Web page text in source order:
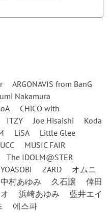
ARGONAVIS from BanG
Nakamura
CHiCO with
ITZY Joe Hisaishi
Koda
LiSA
Little Glee
MUSIC FAIR
The IDOLM@STER
YOASOBI ZARD
オムニ
中村あゆみ 久石譲
倖田
浜崎あゆみ
藍井エイ
에스파